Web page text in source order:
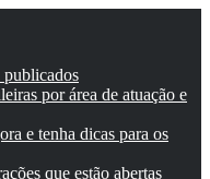
publicados
por área de atuação e
e tenha dicas para os
que estão abertas